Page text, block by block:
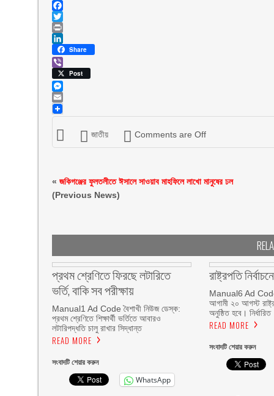
WhatsApp
Facebook
Twitter
Print
LinkedIn
Share
ViberPost
Messenger
Email
জাতীয় Comments are Off
« জকিগঞ্জের ফুলতলীতে ঈসালে সাওয়াব মাহফিলে লাখো মানুষের ঢল
(Previous News)
প্রথম শ্রেণিতে ফিরছে লটারিতে
ভর্তি, বাকি সব পরীক্ষায়
Manual1 Ad Code বৈশাখী নিউজ ডেস্ক:
প্রথম শ্রেণিতে শিক্ষার্থী ভর্তিতে আবারও
লটারিপদ্ধতি চালু রাখার সিদ্ধান্ত
READ MORE
সংবাদটি শেয়ার করুন
WhatsApp
রাষ্ট্রপতি
Manual6 Ad Code
আগামী ২০ আগস্ট
অনুষ্ঠিত হবে। নির্ধারিত
READ MORE
সংবাদটি শেয়ার করুন